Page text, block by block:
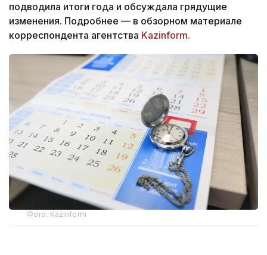
подводила итоги года и обсуждала грядущие
изменения. Подробнее — в обзорном материале
корреспондента агентства Kazinform.
Фото: Kazinform